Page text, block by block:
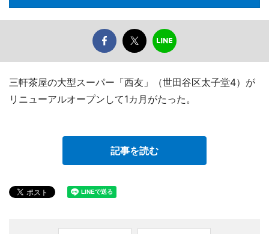
三軒茶屋の大型スーパー「西友」（世田谷区太子堂4）が
リニューアルオープンして1カ月がたった。
記事を読む